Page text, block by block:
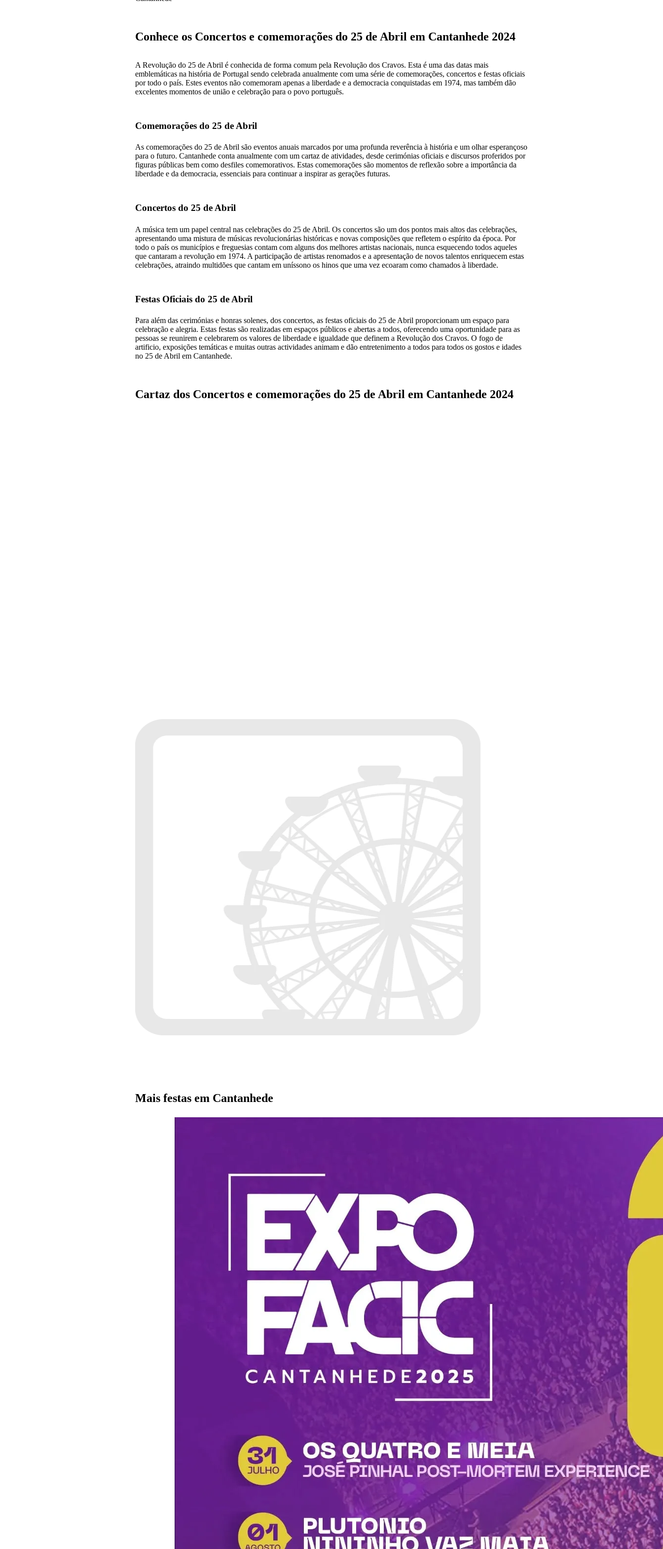
Conhece os Concertos e comemorações do 25 de Abril em Cantanhede 2024
A Revolução do 25 de Abril é conhecida de forma comum pela Revolução dos Cravos. Esta é uma das datas mais
emblemáticas na história de Portugal sendo celebrada anualmente com uma série de comemorações, concertos e festas oficiais
por todo o país. Estes eventos não comemoram apenas a liberdade e a democracia conquistadas em 1974, mas também dão
excelentes momentos de união e celebração para o povo português.
Comemorações do 25 de Abril
As comemorações do 25 de Abril são eventos anuais marcados por uma profunda reverência à história e um olhar esperançoso
para o futuro. Cantanhede conta anualmente com um cartaz de atividades, desde cerimónias oficiais e discursos proferidos por
figuras públicas bem como desfiles comemorativos. Estas comemorações são momentos de reflexão sobre a importância da
liberdade e da democracia, essenciais para continuar a inspirar as gerações futuras.
Concertos do 25 de Abril
A música tem um papel central nas celebrações do 25 de Abril. Os concertos são um dos pontos mais altos das celebrações,
apresentando uma mistura de músicas revolucionárias históricas e novas composições que refletem o espírito da época. Por
todo o país os municípios e freguesias contam com alguns dos melhores artistas nacionais, nunca esquecendo todos aqueles
que cantaram a revolução em 1974. A participação de artistas renomados e a apresentação de novos talentos enriquecem estas
celebrações, atraindo multidões que cantam em uníssono os hinos que uma vez ecoaram como chamados à liberdade.
Festas Oficiais do 25 de Abril
Para além das cerimónias e honras solenes, dos concertos, as festas oficiais do 25 de Abril proporcionam um espaço para
celebração e alegria. Estas festas são realizadas em espaços públicos e abertas a todos, oferecendo uma oportunidade para as
pessoas se reunirem e celebrarem os valores de liberdade e igualdade que definem a Revolução dos Cravos. O fogo de
artificio, exposições temáticas e muitas outras actividades animam e dão entretenimento a todos para todos os gostos e idades
no 25 de Abril em Cantanhede.
Cartaz dos Concertos e comemorações do 25 de Abril em Cantanhede 2024
Mais festas em Cantanhede